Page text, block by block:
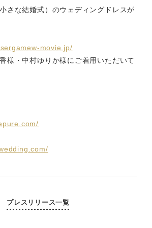
さな結婚式）のウェディングドレスが
movie.jp/
様・中村ゆりか様にご着用いただいて
プレスリリース一覧